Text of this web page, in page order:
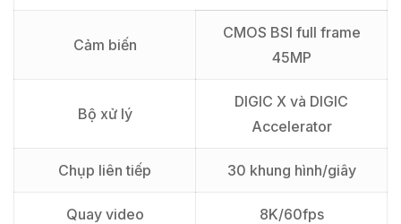
Cảm biến
CMOS BSI full frame
45MP
Bộ xử lý
DIGIC X và DIGIC
Accelerator
Chụp liên tiếp 30 khung hình/giây
Quay video 8K/60fps